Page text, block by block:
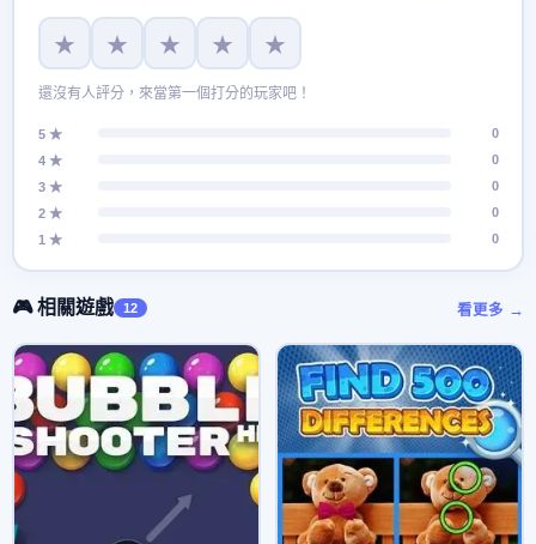
★ ★ ★ ★ ★
還沒有人評分，來當第一個打分的玩家吧！
5 ★
0
4 ★
0
3 ★
0
2 ★
0
1 ★
0
🎮 相關遊戲 12 看更多 →